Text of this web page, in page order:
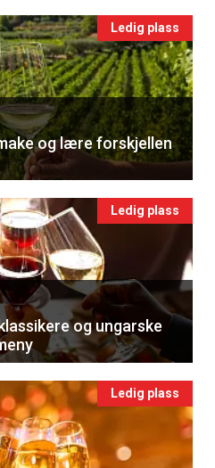
Ledig plass
og lære forskjellen
Ledig plass
og ungarske
Ledig plass